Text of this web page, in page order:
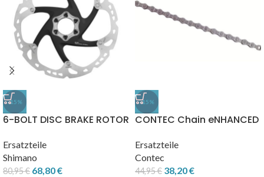
-15%
6-BOLT DISC BRAKE ROTOR
RT86
Ersatzteile
Shimano
80,95€ 68,80€
-15%
CONTEC Chain eNHANCED
Ersatzteile
Contec
44,95€ 38,20€